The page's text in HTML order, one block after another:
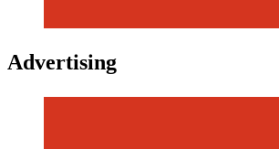
Advertising